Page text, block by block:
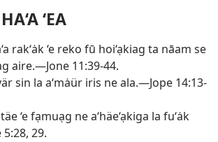
‘EA
rak‘ȧk ‘e reko fū hoi‘ạkiag ta nāam se
aire.—Jone 11:39-44.
sin la a‘mȧür iris ne ala.—Jope 14:13-
‘e fạmuạg ne a‘häe‘ạkiga la fu‘ȧk
29.